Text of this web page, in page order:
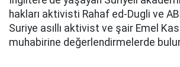
hakları aktivisti Rahaf ed-Dugli ve
Suriye asıllı aktivist ve şair Emel
muhabirine değerlendirmelerde